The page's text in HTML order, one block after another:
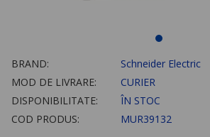
BRAND:
Schneider Electric
MOD DE LIVRARE:
CURIER
DISPONIBILITATE:
ÎN STOC
COD PRODUS:
MUR39132